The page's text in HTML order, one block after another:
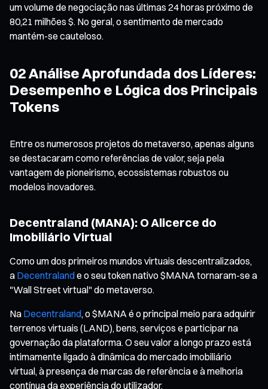
um volume de negociação nas últimas 24 horas próximo de
80,21 milhões $. No geral, o sentimento de mercado
mantém-se cauteloso.
02 Análise Aprofundada dos Líderes:
Desempenho e Lógica dos Principais
Tokens
Entre os numerosos projetos do metaverso, apenas alguns
se destacaram como referências de valor, seja pela
vantagem de pioneirismo, ecossistemas robustos ou
modelos inovadores.
Decentraland (MANA): O Alicerce do
Imobiliário Virtual
Como um dos primeiros mundos virtuais descentralizados,
a Decentralande o seu token nativo $MANA tornaram-se a
"Wall Street virtual" do metaverso.
Na Decentraland, o $MANA é o principal meio para adquirir
terrenos virtuais (LAND), bens, serviços e participar na
governação da plataforma. O seu valor a longo prazo está
intimamente ligado à dinâmica do mercado imobiliário
virtual, à presença de marcas de referência e à melhoria
contínua da experiência do utilizador.